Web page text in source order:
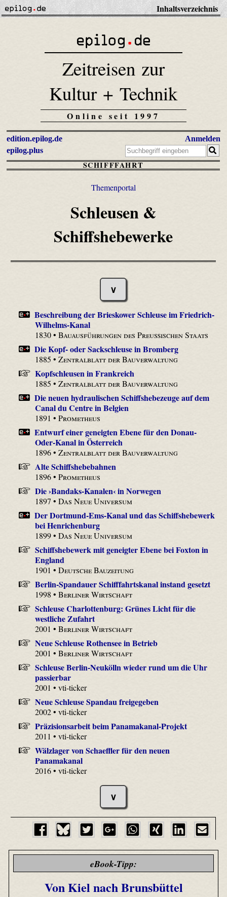
Inhaltsverzeichnis
Zeitreisen zur
Kultur + Technik
Online seit 1997
edition.epilog.de
epilog.plus
Anmelden
SCHIFFFAHRT
Themenportal
Schleusen &
Schiffshebewerke
∨
Beschreibung der Brieskower Schleuse im Friedrich-
Wilhelms-Kanal
1830 •Bauausführungen des Preußischen Staats
Die Kopf- oder Sackschleuse in Bromberg
1885 •Zentralblatt der Bauverwaltung
Kopfschleusen in Frankreich
1885 •Zentralblatt der Bauverwaltung
Die neuen hydraulischen Schiffshebezeuge auf dem
Canal du Centre in Belgien
1891 •Prometheus
Entwurf einer geneigten Ebene für den Donau-
Oder-Kanal in Österreich
1896 •Zentralblatt der Bauverwaltung
Alte Schiffshebebahnen
1896 •Prometheus
Die ›Bandaks-Kanalen‹ in Norwegen
1897 •Das Neue Universum
Der Dortmund-Ems-Kanal und das Schiffshebewerk
bei Henrichenburg
1899 •Das Neue Universum
Schiffshebewerk mit geneigter Ebene bei Foxton in
England
1901 •Deutsche Bauzeitung
Berlin-Spandauer Schifffahrtskanal instand gesetzt
1998 •Berliner Wirtschaft
Schleuse Charlottenburg: Grünes Licht für die
westliche Zufahrt
2001 •Berliner Wirtschaft
Neue Schleuse Rothensee in Betrieb
2001 •Berliner Wirtschaft
Schleuse Berlin-Neukölln wieder rund um die Uhr
passierbar
2001 • vti-ticker
Neue Schleuse Spandau freigegeben
2002 • vti-ticker
Präzisionsarbeit beim Panamakanal-Projekt
2011 • vti-ticker
Wälzlager von Schaeffler für den neuen
Panamakanal
2016 • vti-ticker
∨
eBook-Tipp:
Von Kiel nach Brunsbüttel